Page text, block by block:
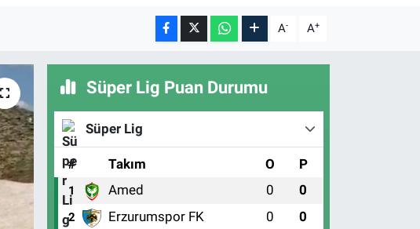
A- A+
Süper Lig Puan Durumu
Süper Lig
# Takım O P
1 Amed 0 0
2 Erzurumspor FK 0 0